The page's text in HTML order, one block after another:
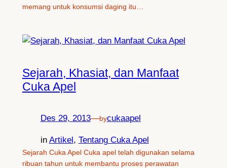
memang untuk konsumsi daging itu…
Sejarah, Khasiat, dan Manfaat
Cuka Apel
Des 29, 2013—bycukaapel
in Artikel, Tentang Cuka Apel
Sejarah Cuka Apel Cuka apel telah digunakan selama
ribuan tahun untuk membantu proses perawatan